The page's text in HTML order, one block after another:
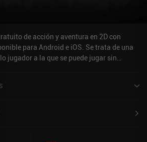
variedad de jugadores de todas las
de acción y aventura en 2D con
para Android e iOS. Se trata de una
jugador a la que se puede jugar sin
5,0 en la App Store de iOS.